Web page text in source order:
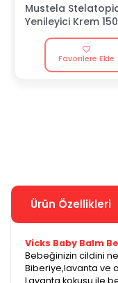
Mustela
Yenileyici Krem
Favorilere Ekle
Ürün Özellikleri
Vicks Baby Balm
Bebeğinizin cildini
Biberiye,lavanta ve
Lavanta kokusu ile